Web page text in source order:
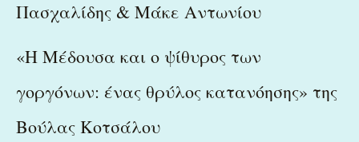
Πασχαλίδης & Μάκε Αντωνίου
«Η Μέδουσα και ο ψίθυρος των
γοργόνων: ένας θρύλος κατανόησης» της
Βούλας Κοτσάλου